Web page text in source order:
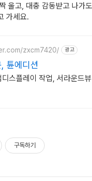
울고, 대충 감동받고 나가
가세요.
zxcm7420/ 광고
튠에디션
스플레이 작업, 서라운드
구독하기